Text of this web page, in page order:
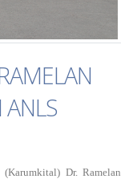
Dr. Ramelan